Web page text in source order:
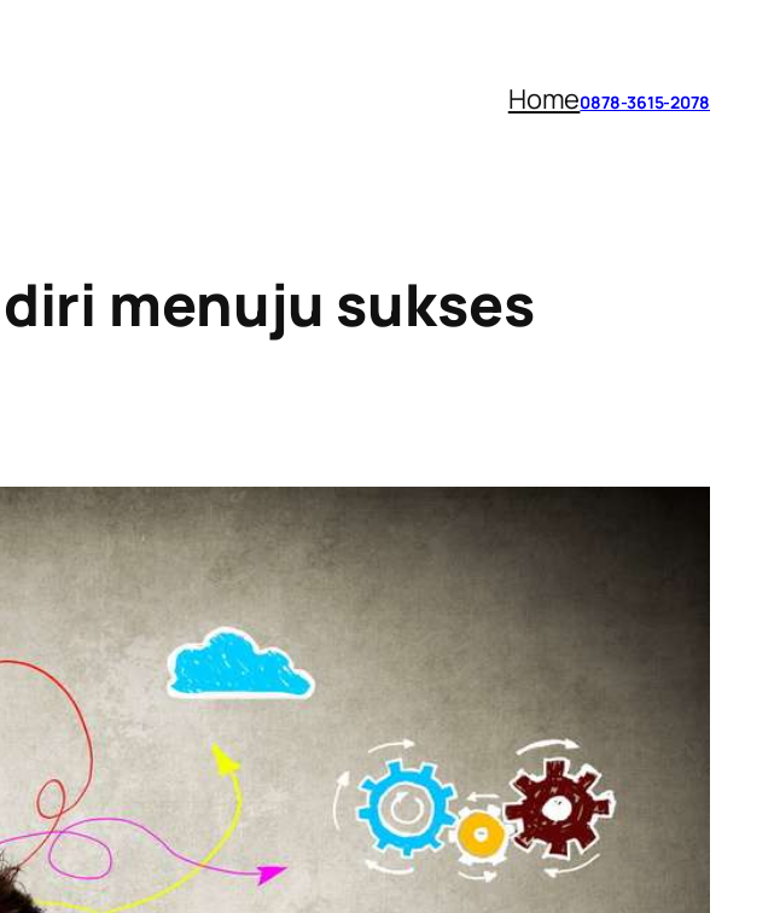
Home0878-3615-2078
menuju sukses